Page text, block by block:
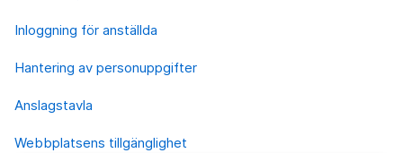
Inloggning för anställda
Hantering av personuppgifter
Anslagstavla
Webbplatsens tillgänglighet